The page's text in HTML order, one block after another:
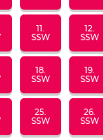
11.
SSW
12.
SSW
18.
SSW
19.
SSW
25.
SSW
26.
SSW